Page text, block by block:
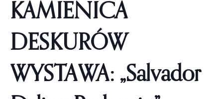
KAMIENICA
DESKURÓW
WYSTAWA: „Salvador